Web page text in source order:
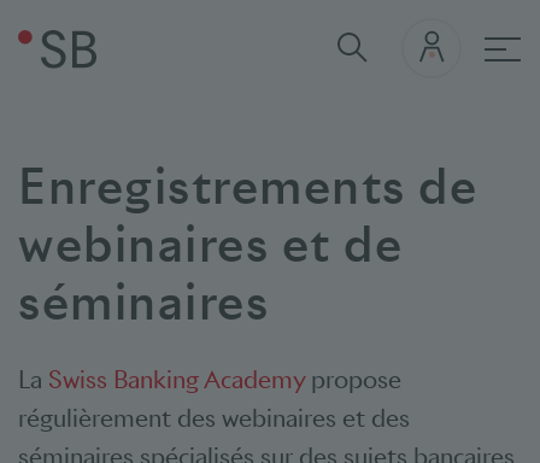
Enregistrements de
webinaires et de
séminaires
La Swiss Banking Academypropose
régulièrement des webinaires et des